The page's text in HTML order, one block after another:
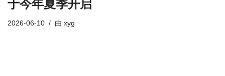
于今年夏季开启
2026-06-10 由 xyg